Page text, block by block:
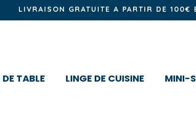
LIVRAISON GRATUITE A PARTIR DE 100€
TABLE LINGE DE CUISINE MINI-